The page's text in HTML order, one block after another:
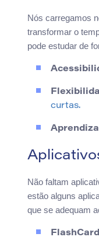
Nós carregamos
transformar o
pode estudar de
curtas.
Não faltam
estão alguns
que se adequam